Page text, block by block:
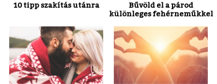
10 tipp szakítás utánra
Bűvöld el a párod
különleges fehérneműkkel